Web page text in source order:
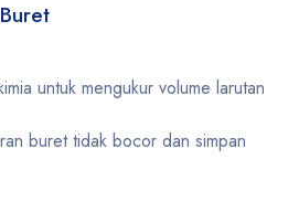
untuk mengukur volume larutan
buret tidak bocor dan simpan